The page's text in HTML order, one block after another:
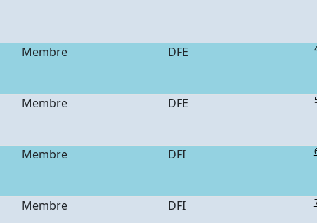
Membre DFE
Membre DFE
Membre DFI
Membre DFI